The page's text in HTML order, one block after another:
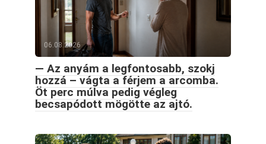
06.08.2026
— Az anyám a legfontosabb, szokj
hozzá – vágta a férjem a arcomba.
Öt perc múlva pedig végleg
becsapódott mögötte az ajtó.